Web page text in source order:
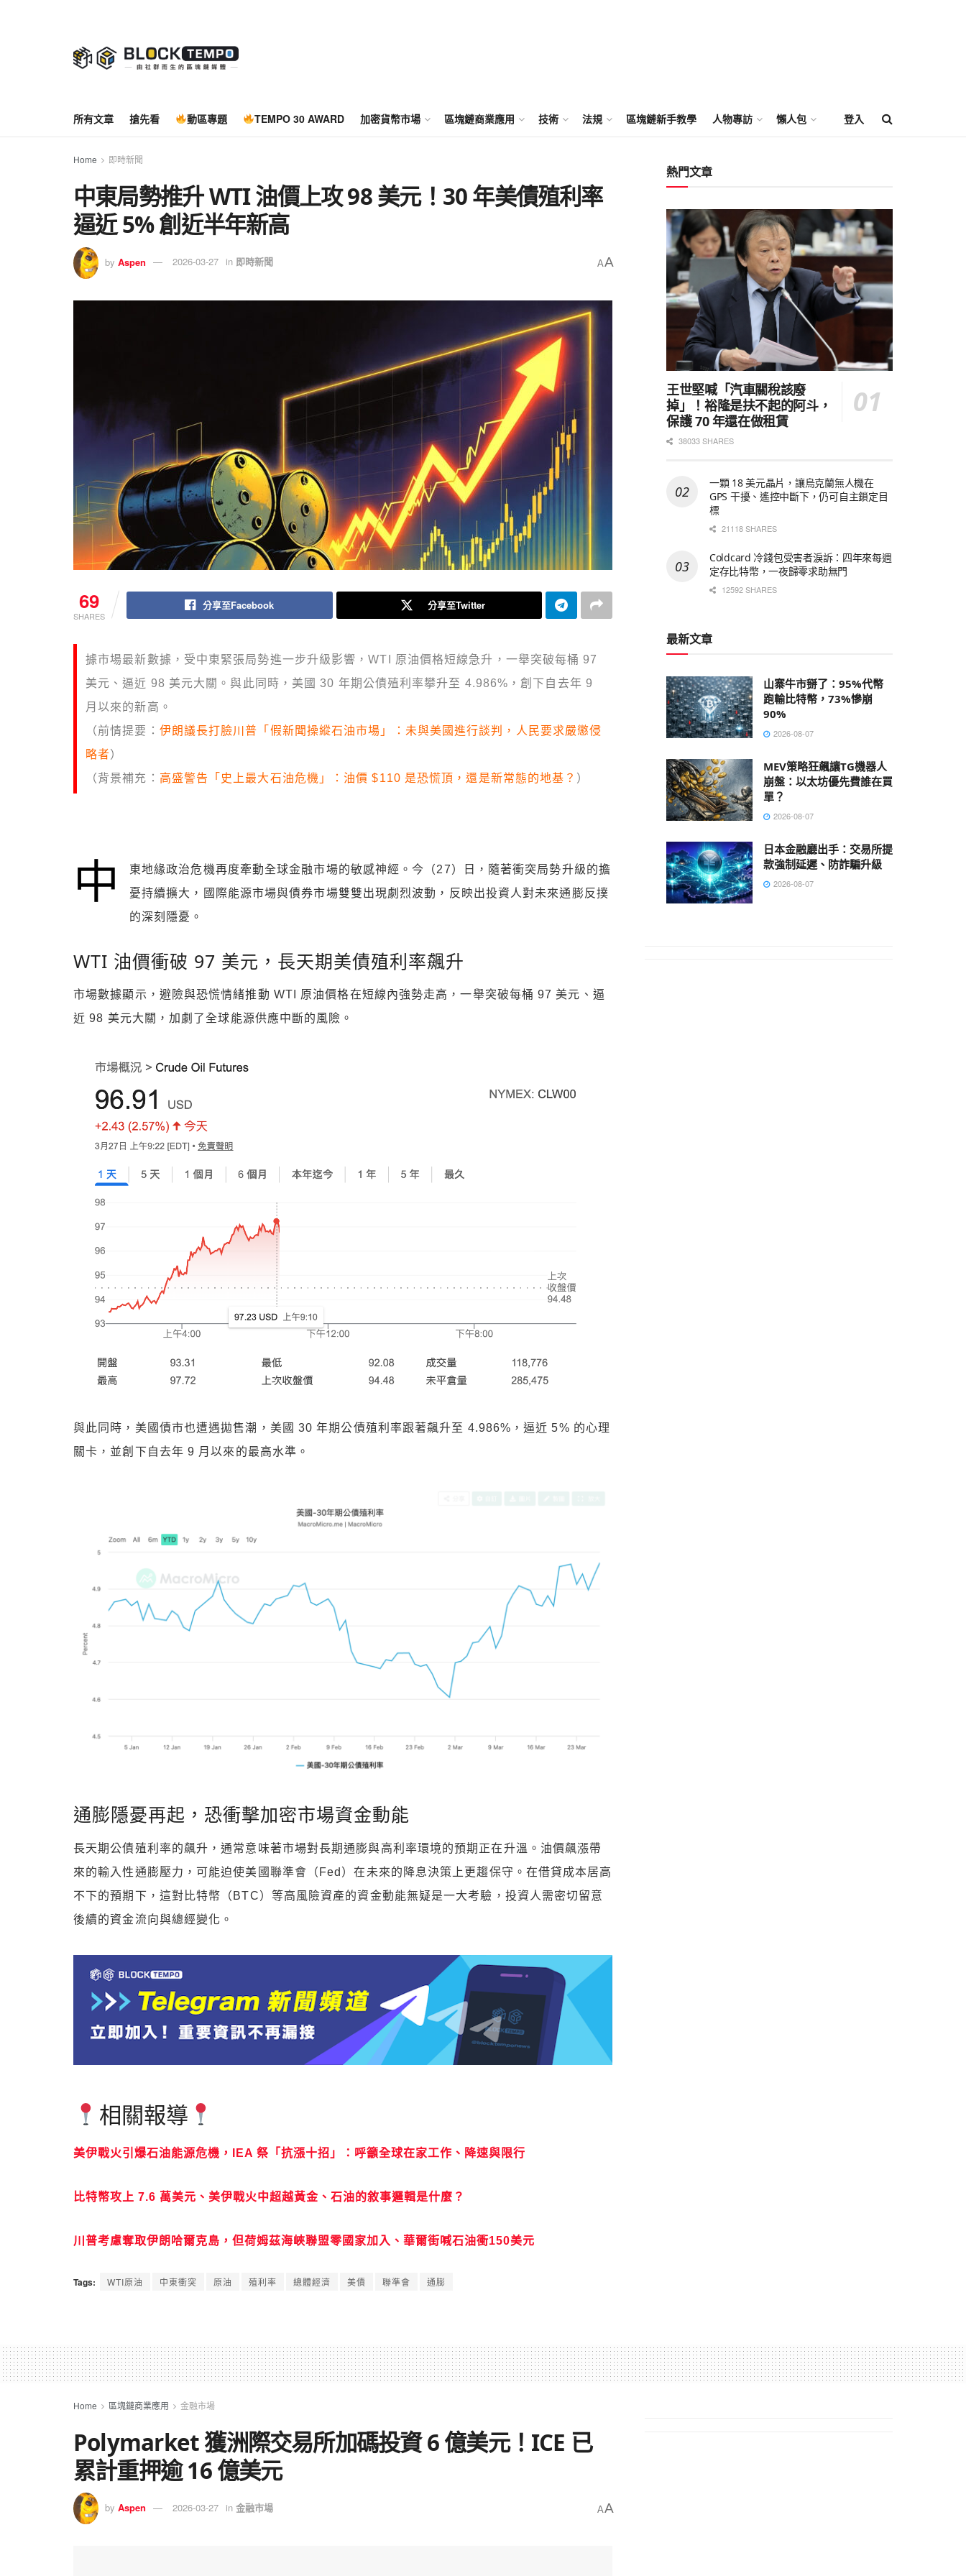
所有文章 搶先看 動區專題 TEMPO 30 AWARD 加密貨幣市場 區塊鏈商業應用 技術 法規 區塊鏈新手教學 人物專訪 懶人包 登入
Home 即時新聞
中東局勢推升 WTI 油價上攻 98 美元！30 年美債殖利率
逼近 5% 創近半年新高
by Aspen 2026-03-27 in 即時新聞 AA
69
SHARES
分享至Facebook 分享至Twitter
據市場最新數據，受中東緊張局勢進一步升級影響，WTI 原油價格短線急升，一舉突破每桶 97
美元、逼近 98 美元大關。與此同時，美國 30 年期公債殖利率攀升至 4.986%，創下自去年 9
月以來的新高。
（前情提要： 伊朗議長打臉川普「假新聞操縱石油市場」：未與美國進行談判，人民要求嚴懲侵
略者）
（背景補充： 高盛警告「史上最大石油危機」：油價 $110 是恐慌頂，還是新常態的地基？ ）
中
東地緣政治危機再度牽動全球金融市場的敏感神經。今（27）日，隨著衝突局勢升級的擔
憂持續擴大，國際能源市場與債券市場雙雙出現劇烈波動，反映出投資人對未來通膨反撲
的深刻隱憂。
WTI 油價衝破 97 美元，長天期美債殖利率飆升
市場數據顯示，避險與恐慌情緒推動 WTI 原油價格在短線內強勢走高，一舉突破每桶 97 美元、逼
近 98 美元大關，加劇了全球能源供應中斷的風險。
與此同時，美國債市也遭遇拋售潮，美國 30 年期公債殖利率跟著飆升至 4.986%，逼近 5% 的心理
關卡，並創下自去年 9 月以來的最高水準。
通膨隱憂再起，恐衝擊加密市場資金動能
長天期公債殖利率的飆升，通常意味著市場對長期通膨與高利率環境的預期正在升溫。油價飆漲帶
來的輸入性通膨壓力，可能迫使美國聯準會（Fed）在未來的降息決策上更趨保守。在借貸成本居高
不下的預期下，這對比特幣（BTC）等高風險資產的資金動能無疑是一大考驗，投資人需密切留意
後續的資金流向與總經變化。
相關報導
美伊戰火引爆石油能源危機，IEA 祭「抗漲十招」：呼籲全球在家工作、降速與限行
比特幣攻上 7.6 萬美元、美伊戰火中超越黃金、石油的敘事邏輯是什麼？
川普考慮奪取伊朗哈爾克島，但荷姆茲海峽聯盟零國家加入、華爾街喊石油衝150美元
Tags: WTI原油 中東衝突 原油 殖利率 總體經濟 美債 聯準會 通膨
熱門文章
王世堅喊「汽車關稅該廢
掉」！裕隆是扶不起的阿斗，
保護 70 年還在做租賃
38033 SHARES
一顆 18 美元晶片，讓烏克蘭無人機在
GPS 干擾、遙控中斷下，仍可自主鎖定目
標
21118 SHARES
Coldcard 冷錢包受害者淚訴：四年來每週
定存比特幣，一夜歸零求助無門
12592 SHARES
最新文章
山寨牛市掰了：95%代幣
跑輸比特幣，73%慘崩
90%
2026-08-07
MEV策略狂飆讓TG機器人
崩盤：以太坊優先費誰在買
單？
2026-08-07
日本金融廳出手：交易所提
款強制延遲、防詐騙升級
2026-08-07
Home 區塊鏈商業應用 金融市場
Polymarket 獲洲際交易所加碼投資 6 億美元！ICE 已
累計重押逾 16 億美元
by Aspen 2026-03-27 in 金融市場 AA